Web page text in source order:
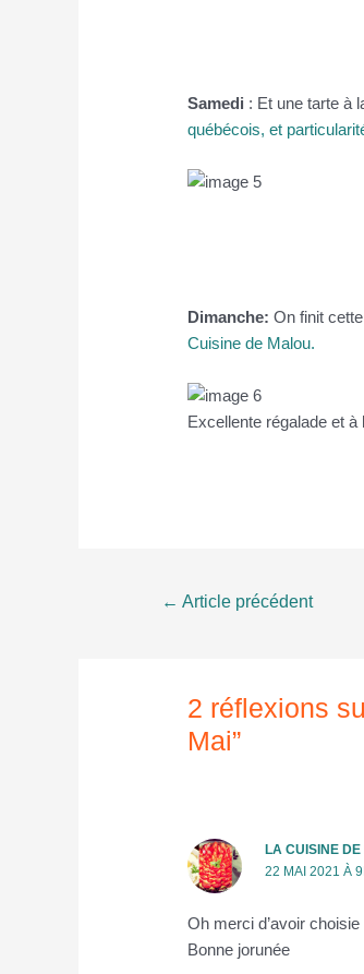
Samedi : Et une tarte à
québécois, et
Dimanche: On finit
Cuisine de Malou.
Excellente régalade et
Navigation
← Article précédent
2 réflexions
Mai”
LA CUISINE
22 MAI 2021 À
Oh merci d’avoir
Bonne jorunée